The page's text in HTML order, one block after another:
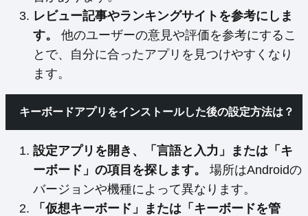
レビュー記事やランキングサイトを参考にしま
す。
他のユーザーの意見や評価を参考にするこ
とで、自分に合ったアプリを見つけやすくなり
ます。
キーボードアプリをインストールした後の設定方法は？
設定アプリを開き、「言語と入力」または「キ
ーボード」の項目を探します。
場所はAndroidの
バージョンや機種によって異なります。
「仮想キーボード」または「キーボードを管